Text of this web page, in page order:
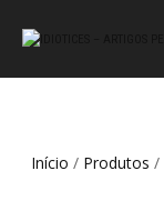
Início / Produtos /